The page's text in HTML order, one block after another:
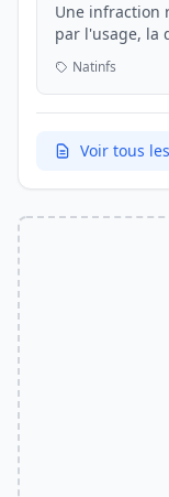
Une infraction
par l'usage, la
la fabrication
comme
loi en raison
Natinfs
Voir tous